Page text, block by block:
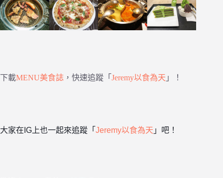
下載MENU美食誌 ，快速追蹤「 Jeremy以食為天 」！
大家在IG上也一起來追蹤「 Jeremy以食為天 」吧！